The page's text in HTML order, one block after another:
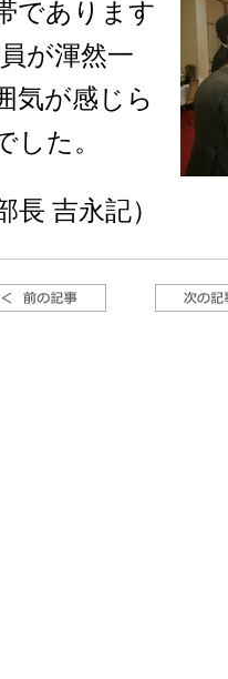
であります
が渾然一
気が感じら
した。
長 吉永記）